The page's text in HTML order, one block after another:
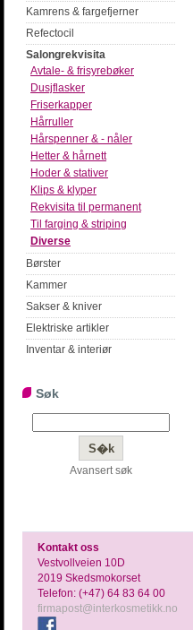
Kamrens & fargefjerner
Refectocil
Salongrekvisita
Avtale- & frisyrebøker
Dusjflasker
Friserkapper
Hårruller
Hårspenner & - nåler
Hetter & hårnett
Hoder & stativer
Klips & klyper
Rekvisita til permanent
Til farging & striping
Diverse
Børster
Kammer
Sakser & kniver
Elektriske artikler
Inventar & interiør
Søk
Avansert søk
Kontakt oss
Vestvollveien 10D
2019 Skedsmokorset
Telefon: (+47) 64 83 64 00
firmapost@interkosmetikk.no